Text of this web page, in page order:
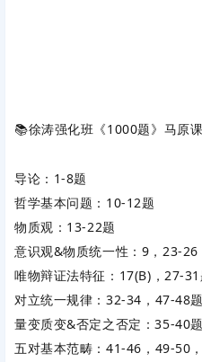
📚徐涛强化班《1000题》马原
导论 ‌：1-8题
哲学基本问题 ‌：10-12题
物质观 ‌：13-22题
意识观&物质统一性 ：9，23-
唯物辩证法特征 ：17(B)，27-
对立统一规律 ‌：32-34，47-48题
量变质变&否定之否定 ‌：35-40题
五对基本范畴 ：41-46，49-50